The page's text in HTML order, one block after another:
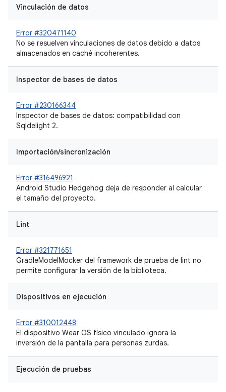
Vinculación de datos
Error #320471140
No se resuelven vinculaciones de datos debido a datos
almacenados en caché incoherentes.
Inspector de bases de datos
Error #230166344
Inspector de bases de datos: compatibilidad con
Sqldelight 2.
Importación/sincronización
Error #316496921
Android Studio Hedgehog deja de responder al calcular
el tamaño del proyecto.
Lint
Error #321771651
GradleModelMocker del framework de prueba de lint no
permite configurar la versión de la biblioteca.
Dispositivos en ejecución
Error #310012448
El dispositivo Wear OS físico vinculado ignora la
inversión de la pantalla para personas zurdas.
Ejecución de pruebas